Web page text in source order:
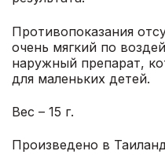
Противопоказания
очень мягкий по
наружный препарат,
для маленьких детей.
Вес – 15 г.
Произведено в